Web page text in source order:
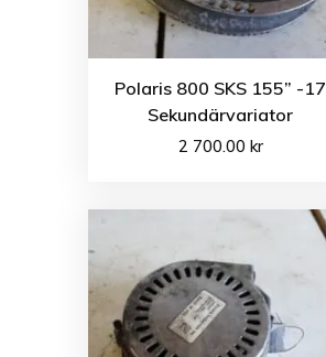
Polaris 800 SKS 155” -17
Sekundärvariator
2 700.00 kr